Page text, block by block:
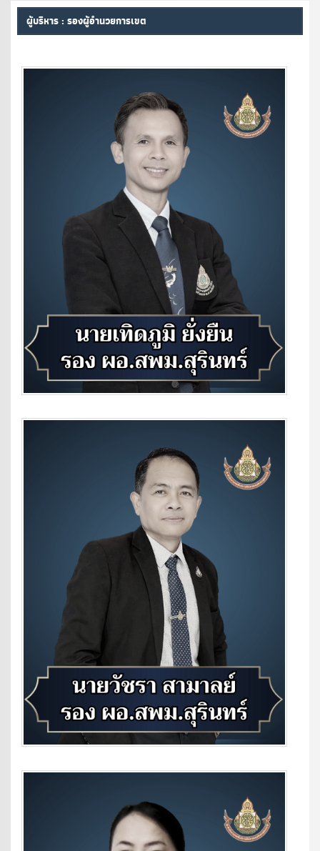
ผู้บริหาร : รองผู้อำนวยการเขต